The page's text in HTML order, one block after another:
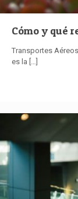
Cómo y qué
Transportes
es la […]